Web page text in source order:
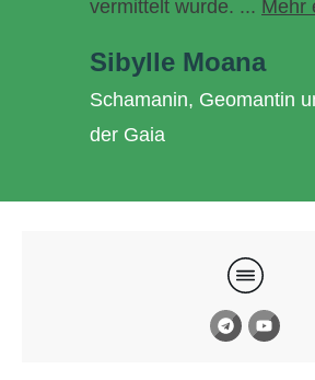
vermittelt wurde. ... Mehr
Sibylle Moana
Schamanin, Geomantin
der Gaia